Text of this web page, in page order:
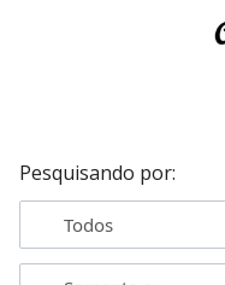
Pesquisando por: